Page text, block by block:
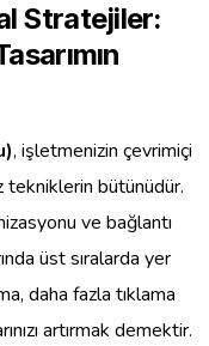
Stratejiler:
, işletmenizin çevrimiçi
tekniklerin bütünüdür.
ve bağlantı
üst sıralarda yer
daha fazla tıklama
artırmak demektir.